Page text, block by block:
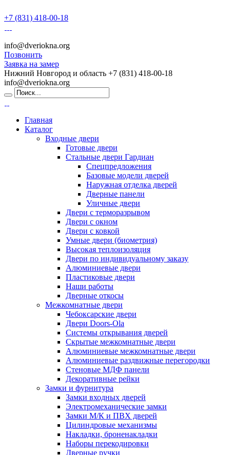
+7 (831) 418-00-18
info@dveriokna.org
Позвонить
Заявка на замер
Нижний Новгород и область +7 (831) 418-00-18
info@dveriokna.org
Главная
Каталог
Входные двери
Готовые двери
Стальные двери Гардиан
Спецпредложения
Базовые модели дверей
Наружная отделка дверей
Дверные панели
Уличные двери
Двери с терморазрывом
Двери с окном
Двери с ковкой
Умные двери (биометрия)
Высокая теплоизоляция
Двери по индивидуальному заказу
Алюминиевые двери
Пластиковые двери
Наши работы
Дверные откосы
Межкомнатные двери
Чебоксарские двери
Двери Doors-Ola
Системы открывания дверей
Скрытые межкомнатные двери
Алюминиевые межкомнатные двери
Алюминиевые раздвижные перегородки
Стеновые МДФ панели
Декоративные рейки
Замки и фурнитура
Замки входных дверей
Электромеханические замки
Замки М/К и ПВХ дверей
Цилиндровые механизмы
Накладки, броненакладки
Наборы перекодировки
Дверные ручки